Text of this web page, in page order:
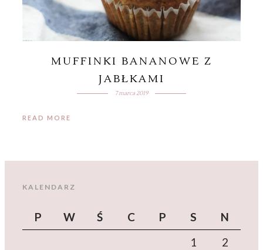
MUFFINKI BANANOWE Z
JABŁKAMI
7 marca 2019
READ MORE
KALENDARZ
P W Ś C P S
N
1
2